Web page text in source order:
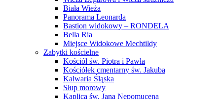
Biała Wieża
Panorama Leonarda
Bastion widokowy – RONDELA
Bella Ria
Miejsce Widokowe Mechtildy
Zabytki kościelne
Kościół św. Piotra i Pawła
Kościółek cmentarny św. Jakuba
Kalwaria Śląska
Słup morowy
Kaplica św. Jana Nepomucena